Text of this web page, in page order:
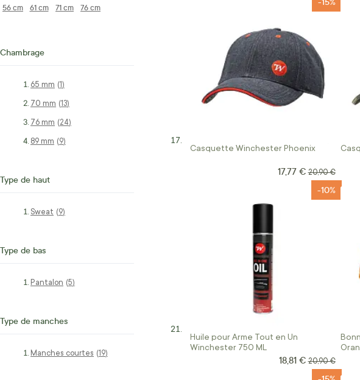
56 cm 61 cm 71 cm 76 cm
Chambrage
65 mm 1
article
70 mm 13
articles
76 mm 24
articles
89 mm 9
articles
Type de haut
Sweat 9
articles
Type de bas
Pantalon 5
articles
Type de manches
Manches courtes 19
articles
Casquette Winchester Phoenix
Prix Spécial
17,77 € Prix normal
20,90 €
Huile pour Arme Tout en Un
Winchester 750 ML
-10%
Prix Spécial
18,81 € Prix normal
20,90 €